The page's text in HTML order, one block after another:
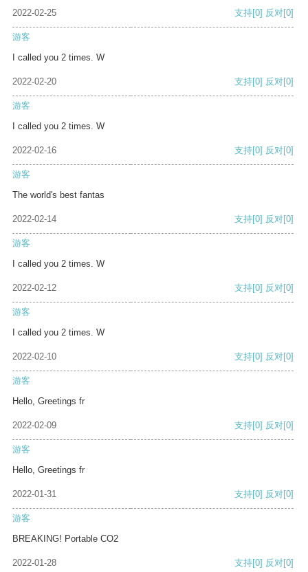
2022-02-25 支持[0] 反对[0]
游客
I called you 2 times. W
2022-02-20 支持[0] 反对[0]
游客
I called you 2 times. W
2022-02-16 支持[0] 反对[0]
游客
The world's best fantas
2022-02-14 支持[0] 反对[0]
游客
I called you 2 times. W
2022-02-12 支持[0] 反对[0]
游客
I called you 2 times. W
2022-02-10 支持[0] 反对[0]
游客
Hello, Greetings fr
2022-02-09 支持[0] 反对[0]
游客
Hello, Greetings fr
2022-01-31 支持[0] 反对[0]
游客
BREAKING! Portable CO2
2022-01-28 支持[0] 反对[0]